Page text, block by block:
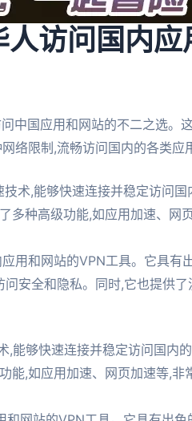
访问国内应
中国应用和网站的不二之选。
络限制,流畅访问国内的各类应
术,能够快速连接并稳定访问国
多种高级功能,如应用加速、网
用和网站的VPN工具。它具有
安全和隐私。同时,它也提供
能够快速连接并稳定访问国内
能,如应用加速、网页加速等,非